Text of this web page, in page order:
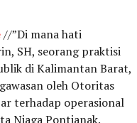
//”Di mana hati
SH, seorang praktisi
di Kalimantan Barat,
oleh Otoritas
terhadap operasional
Niaga Pontianak.